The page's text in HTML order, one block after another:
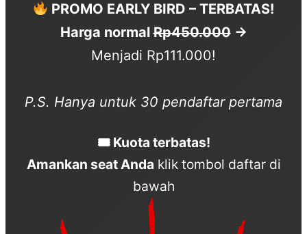
PROMO EARLY BIRD – TERBATAS!
Harga normalRp450.000→
Menjadi Rp111.000!
P.S. Hanya untuk 30 pendaftar pertama
🎟 Kuota terbatas!
Amankan seat Anda klik tombol daftar di
bawah